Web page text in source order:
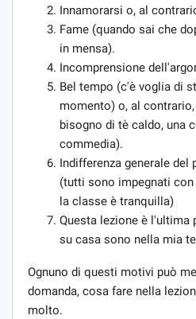
Innamorarsi o, al
Fame (quando sai che
in mensa).
Incomprensione
Bel tempo (c'è voglia di
momento) o, al
bisogno di tè caldo, una
commedia).
Indifferenza generale
(tutti sono impegnati
la classe è tranquilla)
Questa lezione è l'ultima
su casa sono nella mia
Ognuno di questi motivi può
domanda, cosa fare nella
molto.